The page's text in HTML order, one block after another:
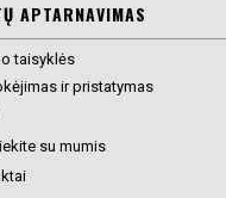
APTARNAVIMAS
taisyklės
ir pristatymas
su mumis